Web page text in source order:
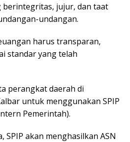
berintegritas, jujur, dan taat
undangan.
harus transparan,
standar yang telah
perangkat daerah di
untuk menggunakan SPIP
Pemerintah).
SPIP akan menghasilkan ASN